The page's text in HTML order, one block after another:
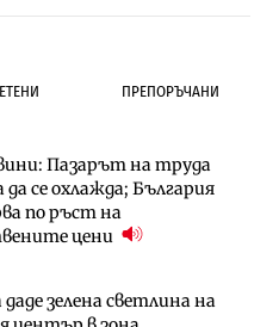
ПРЕПОРЪЧАНИ
Пазарът на труда
се охлажда; България
по ръст на
цени
зелена светлина на
над 150 устройства с
през август
избра изпълнител за
на трамвайното
над 150 устройства с
през август
с обозначаване на цените
предстои?